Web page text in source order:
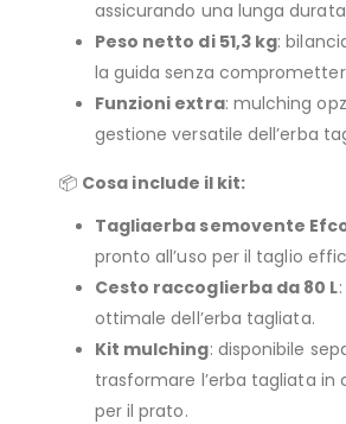
assicurando una lunga
Peso netto di 51,3 kg:
la guida senza
Funzioni extra: mulching
gestione versatile dell’erba
📦 Cosa include il kit:
Tagliaerba semovente Efco
pronto all’uso per il taglio
Cesto raccoglierba da 80 L
ottimale dell’erba tagliata.
Kit mulching: disponibile
trasformare l’erba tagliata
per il prato.